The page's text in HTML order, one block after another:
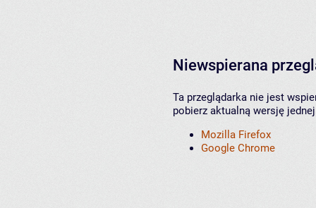
Niewspierana
Ta przeglądarka nie jest
pobierz aktualną wersję
Mozilla Firefox
Google Chrome